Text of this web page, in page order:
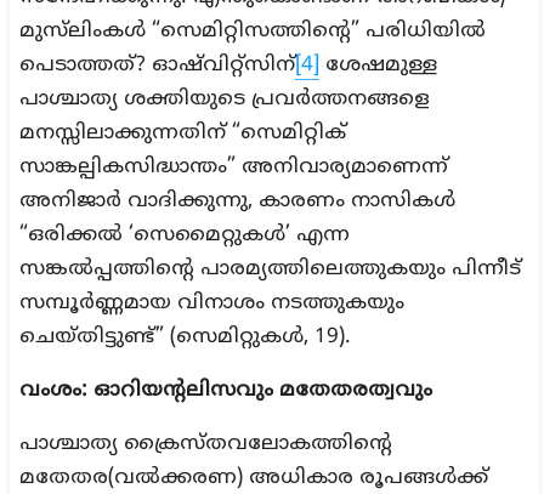
മുസ്‌ലിംകൾ “സെമിറ്റിസത്തിന്റെ” പരിധിയിൽ
പെടാത്തത്? ഓഷ്‌വിറ്റ്‌സിന്[4] ശേഷമുള്ള
പാശ്ചാത്യ ശക്തിയുടെ പ്രവർത്തനങ്ങളെ
മനസ്സിലാക്കുന്നതിന് “സെമിറ്റിക്
സാങ്കല്പികസിദ്ധാന്തം” അനിവാര്യമാണെന്ന്
അനിജാർ വാദിക്കുന്നു, കാരണം നാസികൾ
“ഒരിക്കൽ ‘സെമൈറ്റുകൾ’ എന്ന
സങ്കൽപ്പത്തിന്റെ പാരമ്യത്തിലെത്തുകയും പിന്നീട്
സമ്പൂര്‍ണ്ണമായ വിനാശം നടത്തുകയും
ചെയ്തിട്ടുണ്ട്” (സെമിറ്റുകൾ, 19).
വംശം: ഓറിയന്റലിസവും മതേതരത്വവും
പാശ്ചാത്യ ക്രൈസ്‌തവലോകത്തിന്റെ
മതേതര(വൽക്കരണ) അധികാര രൂപങ്ങൾക്ക്